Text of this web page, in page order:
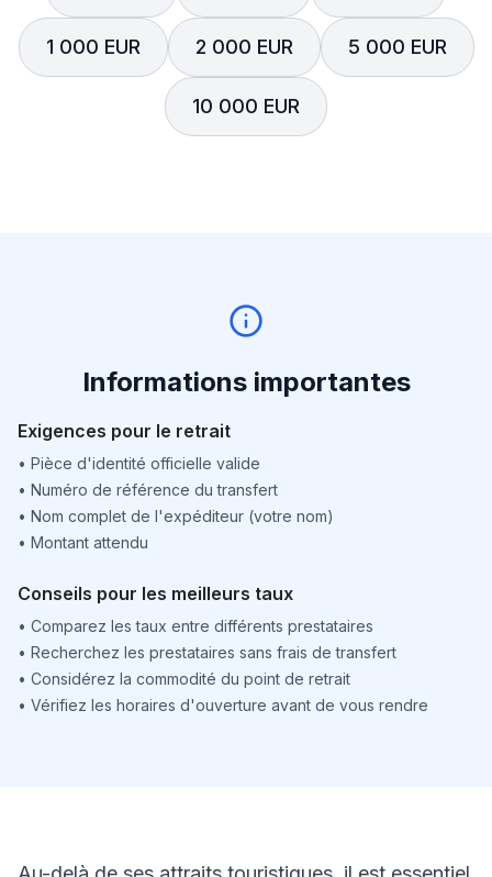
1 000 EUR 2 000 EUR 5 000 EUR
10 000 EUR
Informations importantes
Exigences pour le retrait
• Pièce d'identité officielle valide
• Numéro de référence du transfert
• Nom complet de l'expéditeur (votre nom)
• Montant attendu
Conseils pour les meilleurs taux
• Comparez les taux entre différents prestataires
• Recherchez les prestataires sans frais de transfert
• Considérez la commodité du point de retrait
• Vérifiez les horaires d'ouverture avant de vous rendre